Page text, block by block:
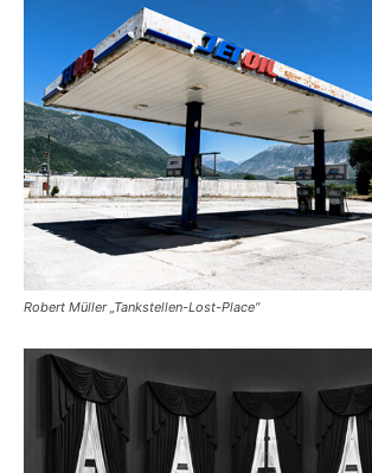
Robert Müller „Tankstellen-Lost-Place“